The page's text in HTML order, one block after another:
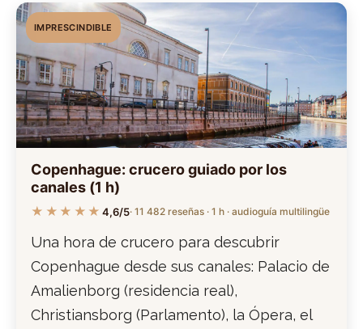
IMPRESCINDIBLE
Copenhague: crucero guiado por los
canales (1 h)
★★★★★ 4,6/5· 11 482 reseñas · 1 h · audioguía multilingüe
Una hora de crucero para descubrir
Copenhague desde sus canales: Palacio de
Amalienborg (residencia real),
Christiansborg (Parlamento), la Ópera, el